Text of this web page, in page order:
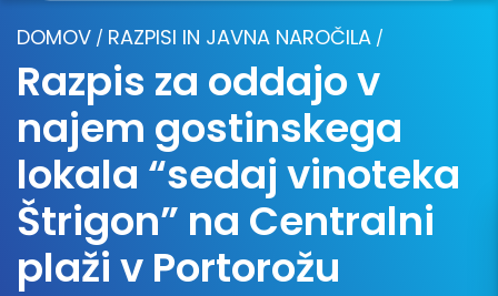
DOMOV / RAZPISI IN JAVNA NAROČILA /
Razpis za oddajo v
najem gostinskega
lokala “sedaj vinoteka
Štrigon” na Centralni
plaži v Portorožu